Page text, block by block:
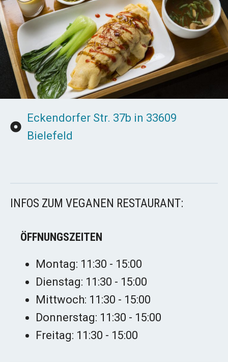
Eckendorfer Str. 37b in 33609
Bielefeld
INFOS ZUM VEGANEN RESTAURANT:
ÖFFNUNGSZEITEN
Montag: 11:30 - 15:00
Dienstag: 11:30 - 15:00
Mittwoch: 11:30 - 15:00
Donnerstag: 11:30 - 15:00
Freitag: 11:30 - 15:00